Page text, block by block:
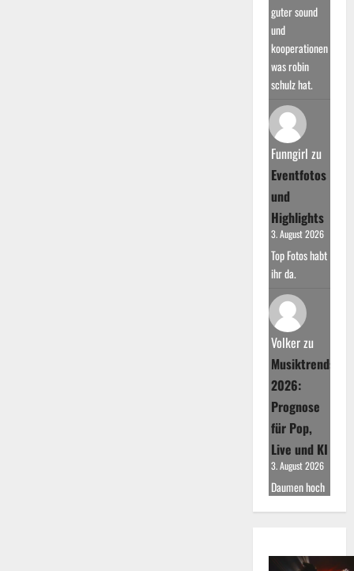
guter sound
und
kooperationen
was robin
schulz hat.
Funngirl zu
Eventfotos
und
Highlights
3. August 2026
Top Fotos habt
ihr da.
Volkerzu
Musiktrends
2026:
Prognose
für Pop,
Live und KI
3. August 2026
Daumen hoch